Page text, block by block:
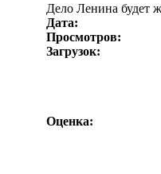
Дело Ленина будет
Дата:
Просмотров:
Загрузок:
Оценка: